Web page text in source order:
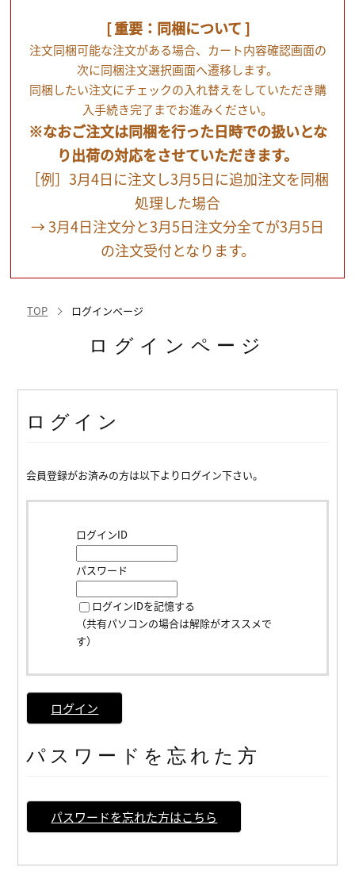
[ 重要：同梱について ]
注文同梱可能な注文がある場合、カート内容確認画面の
次に同梱注文選択画面へ遷移します。
同梱したい注文にチェックの入れ替えをしていただき購
入手続き完了までお進みください。
※なおご注文は同梱を行った日時での扱いとな
り出荷の対応をさせていただきます。
［例］3月4日に注文し3月5日に追加注文を同梱
処理した場合
→ 3月4日注文分と3月5日注文分全てが3月5日
の注文受付となります。
TOP ログインページ
ログインページ
ログイン
会員登録がお済みの方は以下よりログイン下さい。
ログインID
パスワード
ログインIDを記憶する
（共有パソコンの場合は解除がオススメで
す）
ログイン
パスワードを忘れた方
パスワードを忘れた方はこちら